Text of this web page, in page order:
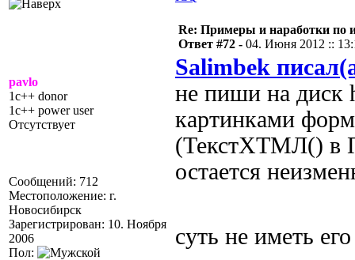
pavlo
1c++ donor
1c++ power user
Отсутствует
Сообщений: 712
Местоположение: г.
Новосибирск
Зарегистрирован: 10. Ноября
2006
Пол:
Re: Примеры и наработки по
Ответ #72 - 04. Июня 2012 ::
Salimbek
не пиши на диск
картинками
(ТекстХТМЛ() в
остается
суть не иметь